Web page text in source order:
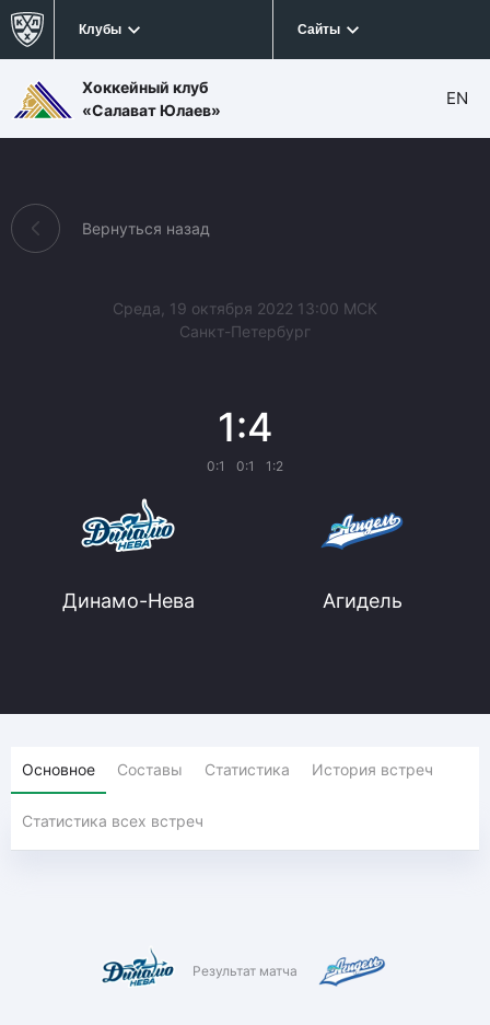
Клубы Сайты
Хоккейный клуб
«Салават Юлаев»
EN
Вернуться назад
Динамо-Нева
Среда, 19 октября 2022 13:00 МСК
Санкт-Петербург
1:4
0:1 0:1 1:2
Агидель
Основное Составы Статистика История встреч
Статистика всех встреч
Результат матча